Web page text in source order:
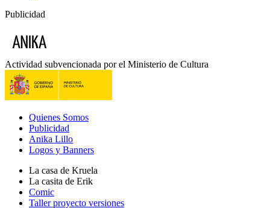
Publicidad
Actividad subvencionada por el Ministerio de Cultura
Quienes Somos
Publicidad
Anika Lillo
Logos y Banners
La casa de Kruela
La casita de Erik
Comic
Taller proyecto versiones